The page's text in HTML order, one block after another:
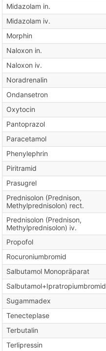
Midazolam in.
Midazolam iv.
Morphin
Naloxon in.
Naloxon iv.
Noradrenalin
Ondansetron
Oxytocin
Pantoprazol
Paracetamol
Phenylephrin
Piritramid
Prasugrel
Prednisolon (Prednison,
Methylprednisolon) rect.
Prednisolon (Prednison,
Methylprednisolon) iv.
Propofol
Rocuroniumbromid
Salbutamol Monopräparat
Salbutamol+Ipratropiumbromid
Sugammadex
Tenecteplase
Terbutalin
Terlipressin